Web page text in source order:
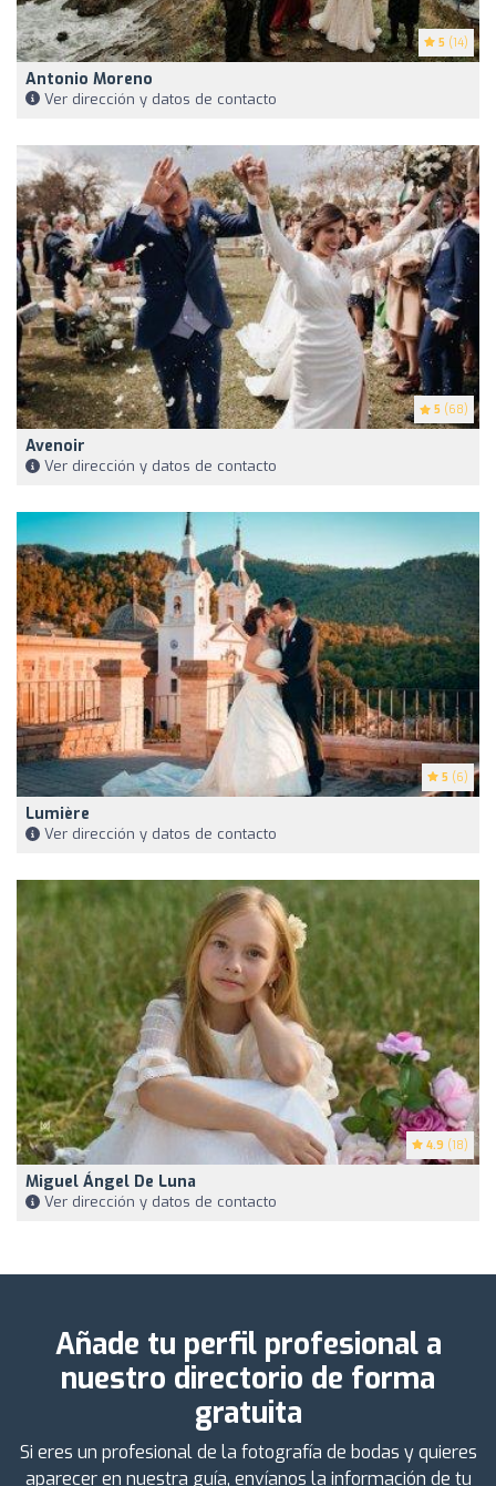
5 (14)
Antonio Moreno
Ver dirección y datos de contacto
5 (68)
Avenoir
Ver dirección y datos de contacto
5 (6)
Lumière
Ver dirección y datos de contacto
4.9 (18)
Miguel Ángel De Luna
Ver dirección y datos de contacto
Añade tu perfil profesional a
nuestro directorio de forma
gratuita
Si eres un profesional de la fotografía de bodas y quieres
aparecer en nuestra guía, envíanos la información de tu